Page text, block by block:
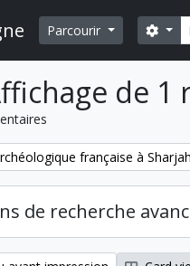
Parcourir
de 1
française à
de recherche